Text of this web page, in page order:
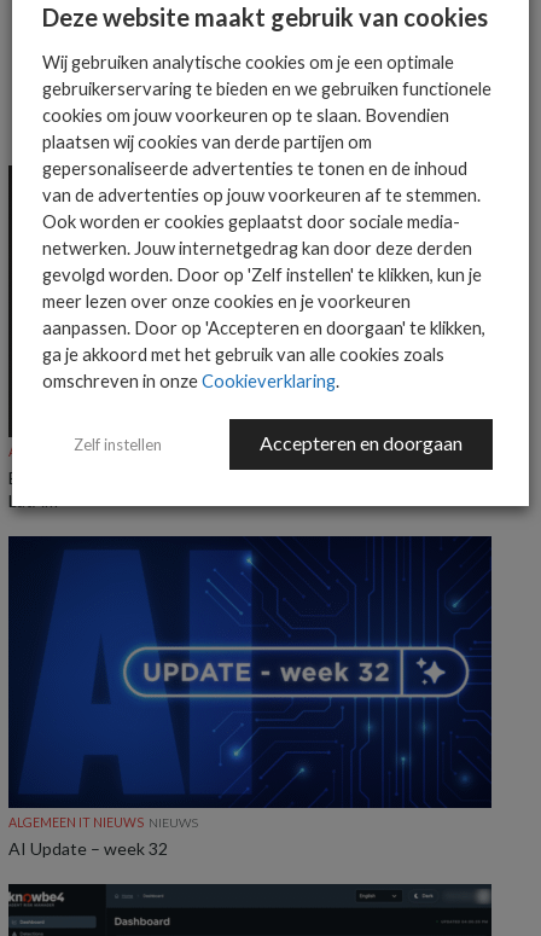
MEER OVER KIBAG PANASONIC TOUGHBOOK
MEER ALGEMEEN IT NIEUWS NIEUWS
ALGEMEEN IT NIEUWS NIEUWS
Everpure benoemt Craig Robertson tot Head of Partners EMEA en
LatAm
ALGEMEEN IT NIEUWS NIEUWS
AI Update – week 32
Deze website maakt gebruik van cookies
Wij gebruiken analytische cookies om je een optimale
gebruikerservaring te bieden en we gebruiken functionele
cookies om jouw voorkeuren op te slaan. Bovendien
plaatsen wij cookies van derde partijen om
gepersonaliseerde advertenties te tonen en de inhoud
van de advertenties op jouw voorkeuren af te stemmen.
Ook worden er cookies geplaatst door sociale media-
netwerken. Jouw internetgedrag kan door deze derden
gevolgd worden. Door op 'Zelf instellen' te klikken, kun je
meer lezen over onze cookies en je voorkeuren
aanpassen. Door op 'Accepteren en doorgaan' te klikken,
ga je akkoord met het gebruik van alle cookies zoals
omschreven in onzeCookieverklaring.
Zelf instellen Accepteren en doorgaan